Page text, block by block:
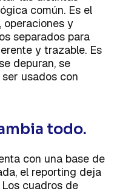
común. Es el
operaciones y
separados para
y trazable. Es
depuran, se
usados con
todo.
con una base de
el reporting deja
cuadros de